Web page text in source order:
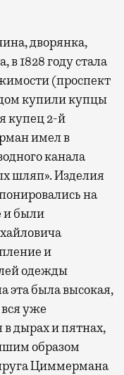
дворянка,
в 1828 году стала
(проспект
дом купили купцы
купец 2-й
имел в
канала
шляп». Изделия
на
и были
и
одежды
эта была высокая,
уже
дырах и пятнах,
образом
Циммермана